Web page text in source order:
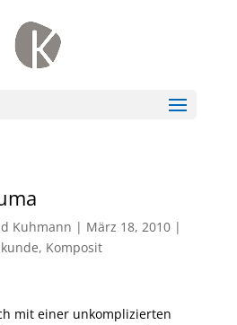
Kuhmann | März 18, 2010|
, Komposit
mit einer unkomplizierten